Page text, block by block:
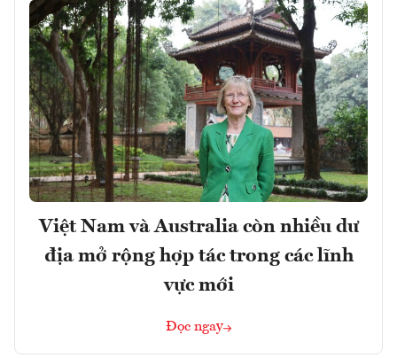
Việt Nam và Australia còn nhiều dư
địa mở rộng hợp tác trong các lĩnh
vực mới
Đọc ngay